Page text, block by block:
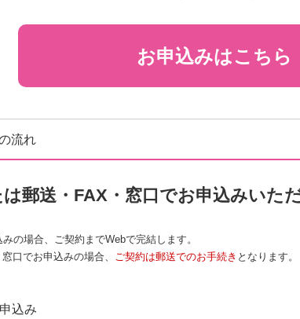
お申込みはこちら
流れ
郵送・FAX・窓口でお申込みいただ
の場合、ご契約までWebで完結します。
口でお申込みの場合、 ご契約は郵送でのお手続き となります。
込み